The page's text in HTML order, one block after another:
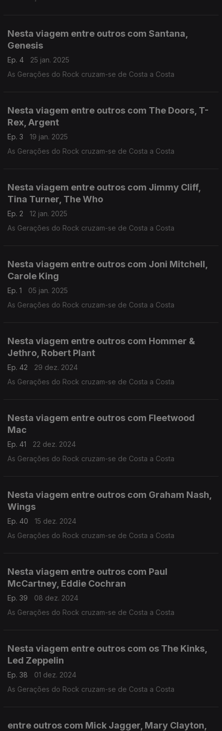
Nesta viagem entre outros com Santana,
Genesis
Ep. 4
25 jan. 2025
As Gerações do Rock cruzam-se de Costa a Costa
Nesta viagem entre outros com The Doors, T-
Rex, Argent
Ep. 3
19 jan. 2025
As Gerações do Rock cruzam-se de Costa a Costa
Nesta viagem entre outros com Jimmy Cliff,
Tina Turner, The Who
Ep. 2
12 jan. 2025
As Gerações do Rock cruzam-se de Costa a Costa
Nesta viagem entre outros com Joni Mitchell,
Carole King
Ep. 1
05 jan. 2025
As Gerações do Rock cruzam-se de Costa a Costa
Nesta viagem entre outros com Hommer &
Jethro, Robert Plant
Ep. 42
29 dez. 2024
As Gerações do Rock cruzam-se de Costa a Costa
Nesta viagem entre outros com Fleetwood
Mac
Ep. 41
22 dez. 2024
As Gerações do Rock cruzam-se de Costa a Costa
Nesta viagem entre outros com Graham Nash,
Wings
Ep. 40
15 dez. 2024
As Gerações do Rock cruzam-se de Costa a Costa
Nesta viagem entre outros com Paul
McCartney, Eddie Cochran
Ep. 39
08 dez. 2024
As Gerações do Rock cruzam-se de Costa a Costa
Nesta viagem entre outros com os The Kinks,
Led Zeppelin
Ep. 38
01 dez. 2024
As Gerações do Rock cruzam-se de Costa a Costa
entre outros com Mick Jagger, Mary Clayton,